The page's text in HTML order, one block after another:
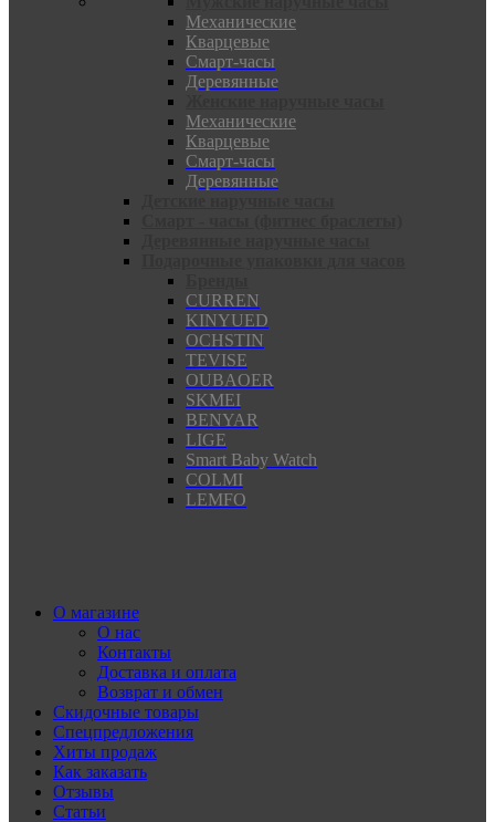
Механические
Кварцевые
Смарт-часы
Деревянные
Механические
Кварцевые
Смарт-часы
Деревянные
CURREN
KINYUED
OCHSTIN
TEVISE
OUBAOER
SKMEI
BENYAR
LIGE
Smart Baby Watch
COLMI
LEMFO
О магазине
О нас
Контакты
Доставка и оплата
Возврат и обмен
Скидочные товары
Спецпредложения
Хиты продаж
Как заказать
Отзывы
Статьи